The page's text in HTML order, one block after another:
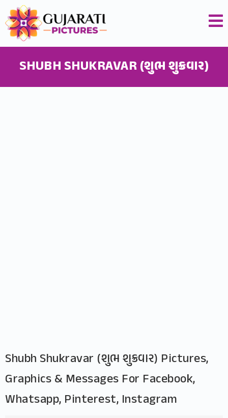
SHUBH SHUKRAVAR (શુભ શુક્રવાર)
Shubh Shukravar (શુભ શુક્રવાર) Pictures,
Graphics & Messages For Facebook,
Whatsapp, Pinterest, Instagram